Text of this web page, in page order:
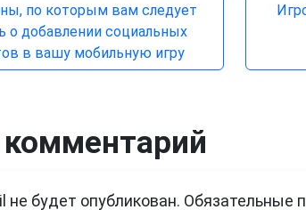
по которым вам следует
о добавлении социальных
в вашу мобильную игру
будет опубликован. Обязательные